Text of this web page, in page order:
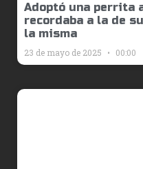
Adoptó una perrita
recordaba a la de
la misma
23 de mayo de 2025 00:00